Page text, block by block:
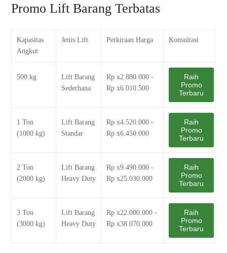
Promo Lift Barang Terbatas
Kapasitas
Angkut
Jenis Lift Perkiraan Harga Konsultasi
500 kg
Lift Barang
Sederhana
Rp x2.880.000 -
Rp x6.010.500
Raih
Promo
Terbaru
1 Ton
(1000 kg)
Lift Barang
Standar
Rp x4.520.000 -
Rp x6.450.000
Raih
Promo
Terbaru
2 Ton
(2000 kg)
Lift Barang
Heavy Duty
Rp x9.490.000 -
Rp x25.030.000
Raih
Promo
Terbaru
3 Ton
(3000 kg)
Lift Barang
Heavy Duty
Rp x22.000.000 -
Rp x38.070.000
Raih
Promo
Terbaru